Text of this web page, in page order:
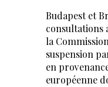
Budapest et
consultations
la
suspension
en
européenne